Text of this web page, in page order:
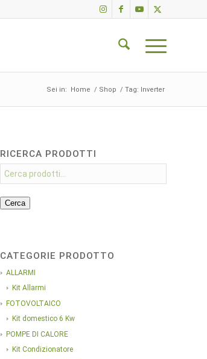
Sei in: Home / Shop / Tag: Inverter
RICERCA PRODOTTI
Cerca
CATEGORIE PRODOTTO
ALLARMI
Kit Allarmi
FOTOVOLTAICO
Kit domestico 6 Kw
POMPE DI CALORE
Kit Condizionatore